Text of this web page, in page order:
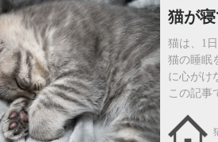
猫が
猫は、1
猫の睡眠
に心がけ
この記事